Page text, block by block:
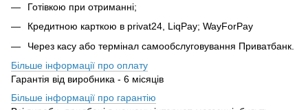
Готівкою при отриманні;
Кредитною карткою в privat24, LiqPay; WayForPay
Через касу або термінал самообслуговування Приватбанк.
Більше інформації про оплату
Гарантія від виробника - 6 місяців
Більше інформації про гарантію